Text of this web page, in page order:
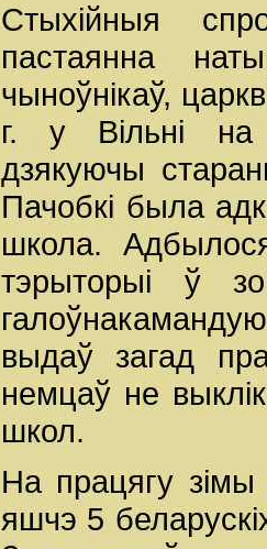
Стыхійныя
пастаянна
чыноўнікаў,
г. у Вільні на
дзякуючы
Пачобкі была
школа.
тэрыторыі ў
выдаў загад
немцаў не
школ.
На працягу зімы
яшчэ 5